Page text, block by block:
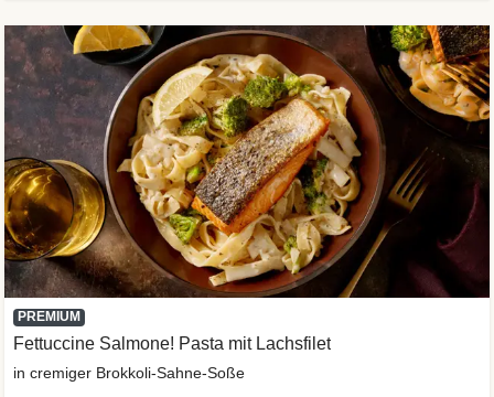
PREMIUM
Fettuccine Salmone! Pasta mit Lachsfilet
in cremiger Brokkoli-Sahne-Soße